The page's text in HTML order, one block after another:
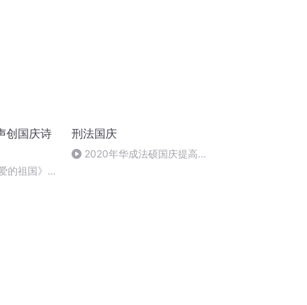
创国庆诗
的祖国》温
刑法国庆
2020年华成法硕国庆提高班